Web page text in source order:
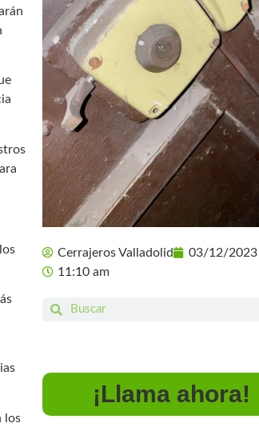
los
Cerrajeros Valladolid
03/12/2023
11:10 am
¡Llama ahora!